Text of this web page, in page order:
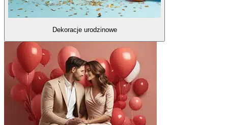
Dekoracje urodzinowe